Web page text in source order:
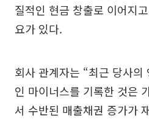
질적인 현금 창출로 이어지
요가 있다.
회사 관계자는 “최근 당사의
인 마이너스를 기록한 것은
서 수반된 매출채권 증가가